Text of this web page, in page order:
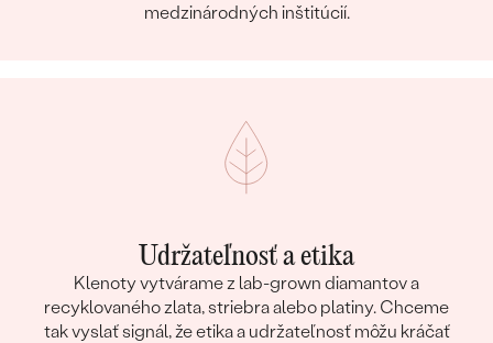
medzinárodných inštitúcií.
Udržateľnosť a etika
Klenoty vytvárame z lab-grown diamantov a
recyklovaného zlata, striebra alebo platiny. Chceme
tak vyslať signál, že etika a udržateľnosť môžu kráčať